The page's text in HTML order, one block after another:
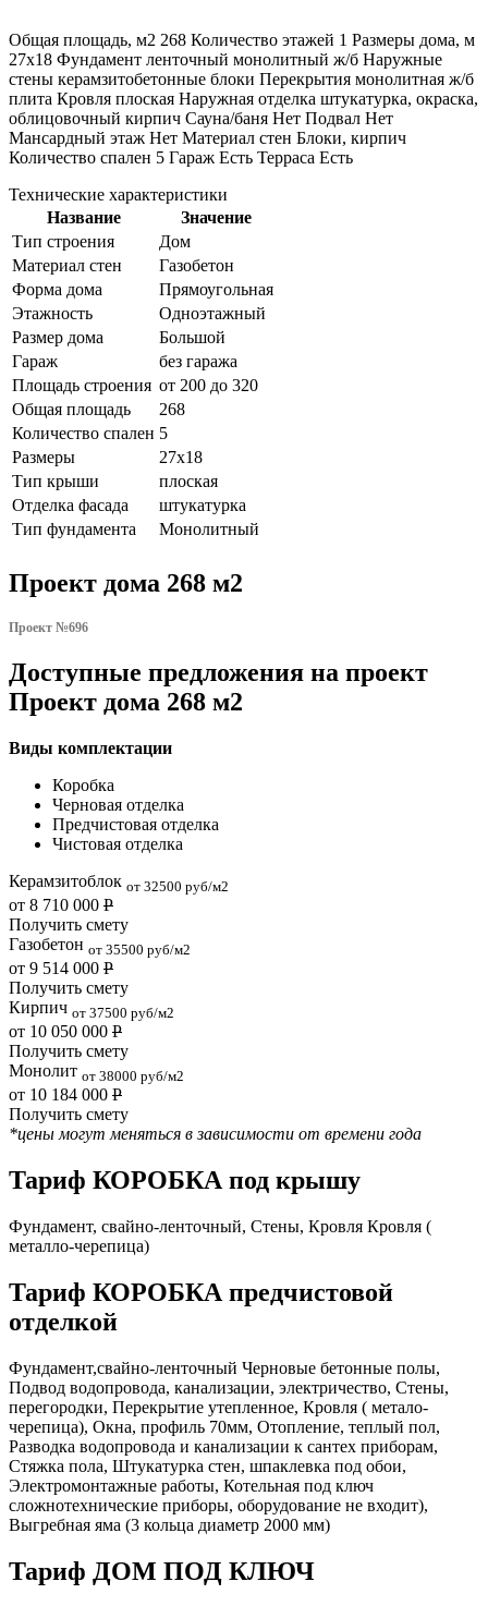
Общая площадь, м2 268 Количество этажей 1 Размеры дома, м
27х18 Фундамент ленточный монолитный ж/б Наружные
стены керамзитобетонные блоки Перекрытия монолитная ж/б
плита Кровля плоская Наружная отделка штукатурка, окраска,
облицовочный кирпич Сауна/баня Нет Подвал Нет
Мансардный этаж Нет Материал стен Блоки, кирпич
Количество спален 5 Гараж Есть Терраса Есть
Технические характеристики
Название
Значение
Тип строения
Дом
Материал стен
Газобетон
Форма дома
Прямоугольная
Этажность
Одноэтажный
Размер дома
Большой
Гараж
без гаража
Площадь строения от 200 до 320
Общая площадь
268
Количество спален 5
Размеры
27х18
Тип крыши
плоская
Отделка фасада
штукатурка
Тип фундамента
Монолитный
Проект дома 268 м2
Проект №696
Доступные предложения на проект
Проект дома 268 м2
Виды комплектации
Коробка
Черновая отделка
Предчистовая отделка
Чистовая отделка
Керамзитоблок от 32500 руб/м2
от 8 710 000 Р
Получить смету
Газобетон от 35500 руб/м2
от 9 514 000 Р
Получить смету
Кирпич от 37500 руб/м2
от 10 050 000 Р
Получить смету
Монолит от 38000 руб/м2
от 10 184 000 Р
Получить смету
*цены могут меняться в зависимости от времени года
Тариф КОРОБКА под крышу
Фундамент, свайно-ленточный, Стены, Кровля Кровля (
металло-черепица)
Тариф КОРОБКА предчистовой
отделкой
Фундамент,свайно-ленточный Черновые бетонные полы,
Подвод водопровода, канализации, электричество, Стены,
перегородки, Перекрытие утепленное, Кровля ( метало-
черепица), Окна, профиль 70мм, Отопление, теплый пол,
Разводка водопровода и канализации к сантех приборам,
Стяжка пола, Штукатурка стен, шпаклевка под обои,
Электромонтажные работы, Котельная под ключ
сложнотехнические приборы, оборудование не входит),
Выгребная яма (3 кольца диаметр 2000 мм)
Тариф ДОМ ПОД КЛЮЧ